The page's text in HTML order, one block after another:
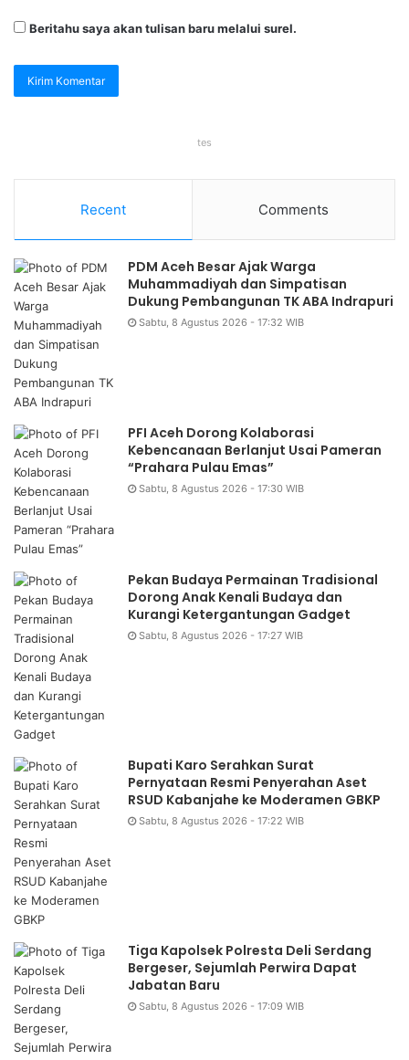
Beritahu saya akan tulisan baru melalui surel.
tes
Recent Comments
PDM Aceh Besar Ajak Warga
Muhammadiyah dan Simpatisan
Dukung Pembangunan TK ABA Indrapuri
Sabtu, 8 Agustus 2026 - 17:32 WIB
PFI Aceh Dorong Kolaborasi
Kebencanaan Berlanjut Usai Pameran
“Prahara Pulau Emas”
Sabtu, 8 Agustus 2026 - 17:30 WIB
Pekan Budaya Permainan Tradisional
Dorong Anak Kenali Budaya dan
Kurangi Ketergantungan Gadget
Sabtu, 8 Agustus 2026 - 17:27 WIB
Bupati Karo Serahkan Surat
Pernyataan Resmi Penyerahan Aset
RSUD Kabanjahe ke Moderamen GBKP
Sabtu, 8 Agustus 2026 - 17:22 WIB
Tiga Kapolsek Polresta Deli Serdang
Bergeser, Sejumlah Perwira Dapat
Jabatan Baru
Sabtu, 8 Agustus 2026 - 17:09 WIB